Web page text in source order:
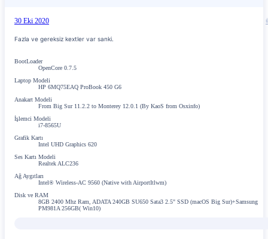
30 Eki 2020
Fazla ve gereksiz kextler var sanki.
BootLoader
OpenCore 0.7.5
Laptop Modeli
HP 6MQ75EAQ ProBook 450 G6
Anakart Modeli
From Big Sur 11.2.2 to Monterey 12.0.1 (By KaoS from Osxinfo)
İşlemci Modeli
i7-8565U
Grafik Kartı
Intel UHD Graphics 620
Ses Kartı Modeli
Realtek ALC236
Ağ Aygıtları
Intel® Wireless-AC 9560 (Native with AirportItlwm)
Disk ve RAM
8GB 2400 Mhz Ram, ADATA 240GB SU650 Sata3 2.5" SSD (macOS Big Sur)+Samsung
PM981A 256GB( Win10)